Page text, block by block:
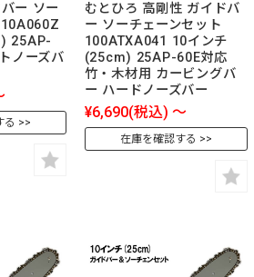
ー ソー
25AP-
ノーズバ
る
むとひろ 高剛性 ガイドバ
ー ソーチェーンセット
100ATXA041 10インチ
(25cm) 25AP-60E対応
竹・木材用 カービングバ
ー ハードノーズバー
¥6,690(税込) ～
在庫を確認する